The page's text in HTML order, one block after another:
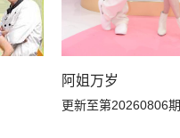
阿姐万岁
更新至第20260806期